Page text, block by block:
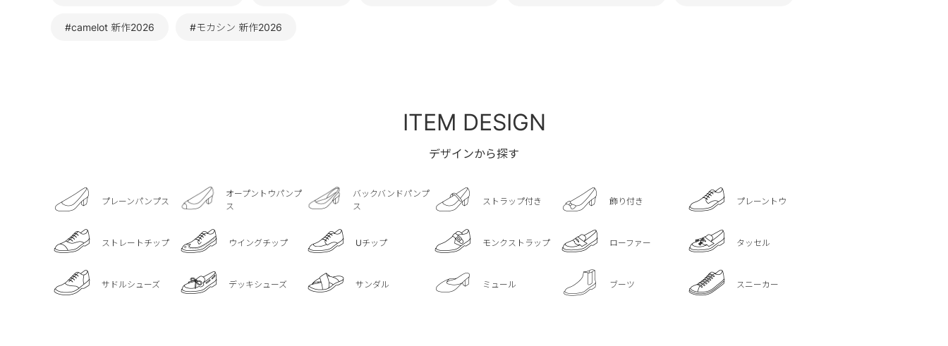
#camelot 新作2026 #モカシン 新作2026
ITEM DESIGN
デザインから探す
プレーンパンプス
オープントウパンプ
ス
バックバンドパンプ
ス
ストラップ付き 飾り付き プレーントウ
ストレートチップ ウイングチップ Uチップ モンクストラップ ローファー タッセル
サドルシューズ デッキシューズ サンダル ミュール ブーツ スニーカー